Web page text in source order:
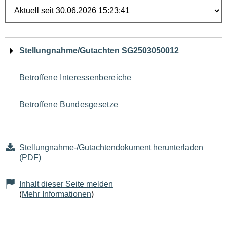
Navigation
für
den
Seiteninhalt
Stellungnahme/Gutachten SG2503050012
Betroffene Interessenbereiche
Betroffene Bundesgesetze
Stellungnahme-/Gutachtendokument herunterladen
(PDF)
Inhalt dieser Seite melden
(Mehr Informationen)